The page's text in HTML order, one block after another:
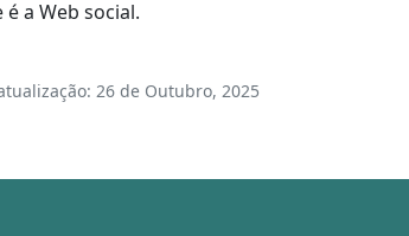
a Web social.
26 de Outubro, 2025